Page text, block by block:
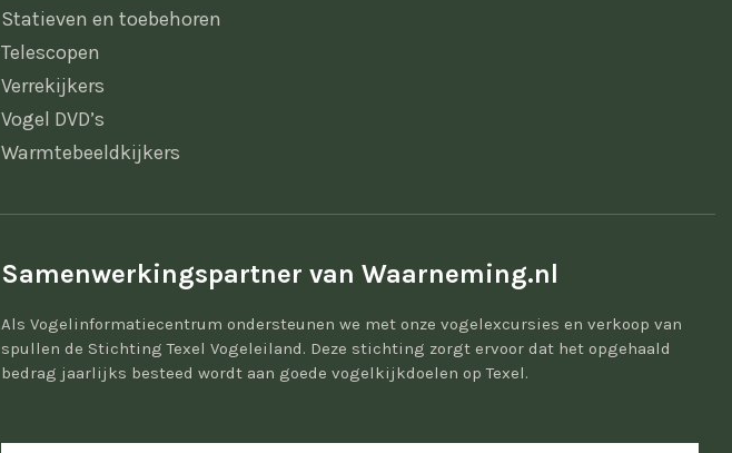
Statieven en toebehoren
Telescopen
Verrekijkers
Vogel DVD’s
Warmtebeeldkijkers
Samenwerkingspartner van Waarneming.nl
Als Vogelinformatiecentrum ondersteunen we met onze vogelexcursies en verkoop van
spullen de Stichting Texel Vogeleiland. Deze stichting zorgt ervoor dat het opgehaald
bedrag jaarlijks besteed wordt aan goede vogelkijkdoelen op Texel.